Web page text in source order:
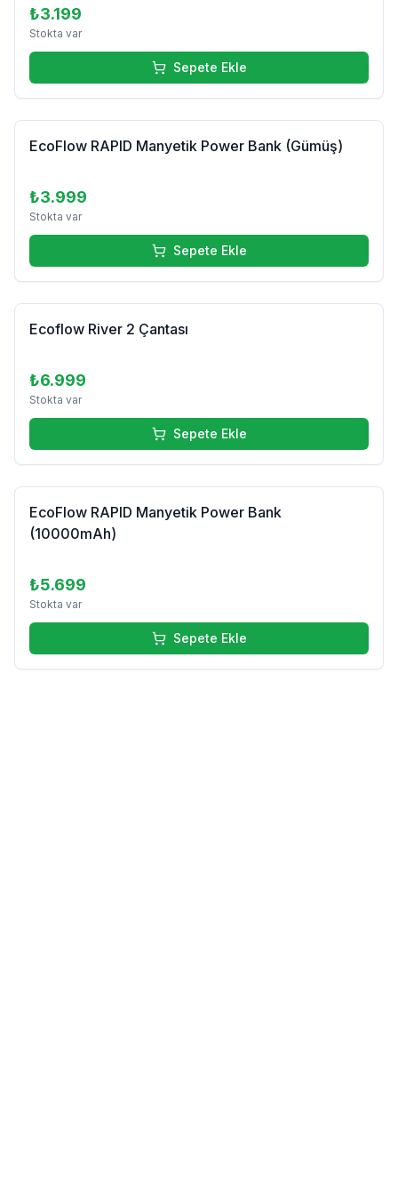
₺3.199
Stokta var
Sepete Ekle
EcoFlow RAPID Manyetik Power Bank (Gümüş)
₺3.999
Stokta var
Sepete Ekle
Ecoflow River 2 Çantası
₺6.999
Stokta var
Sepete Ekle
EcoFlow RAPID Manyetik Power Bank
(10000mAh)
₺5.699
Stokta var
Sepete Ekle